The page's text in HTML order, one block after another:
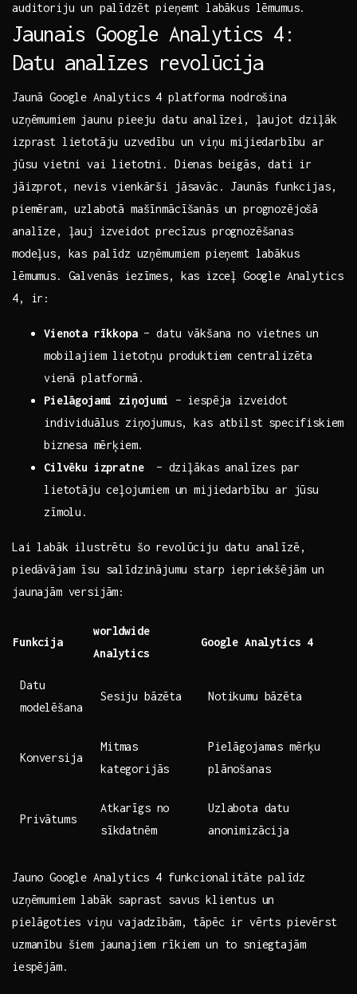
auditoriju un palīdzēt ⁢pieņemt labākus lēmumus.
Jaunais Google Analytics 4:
Datu analīzes revolūcija
Jaunā Google Analytics 4 ⁤platforma nodrošina
uzņēmumiem jaunu pieeju ⁢datu analīzei, ļaujot dziļāk
izprast lietotāju uzvedību un⁣ viņu mijiedarbību⁣ ar⁤
jūsu vietni vai lietotni. Dienas​ beigās, ⁢dati ir
jāizprot,‍ nevis vienkārši jāsavāc. ⁢Jaunās funkcijas,
piemēram, uzlabotā mašīnmācīšanās un prognozējošā
analīze, ļauj izveidot precīzus prognozēšanas
modeļus, kas⁣ palīdz uzņēmumiem pieņemt labākus
lēmumus. Galvenās iezīmes, kas⁤ izceļ Google Analytics
4, ‍ir:
Vienota rīkkopa– datu vākšana no vietnes un​
mobilajiem​ lietotņu produktiem centralizēta
vienā platformā.
Pielāgojami ziņojumi
– iespēja izveidot
individuālus ziņojumus, kas atbilst ‍specifiskiem
biznesa⁣ mērķiem.
Cilvēku izpratne⁣ – dziļākas analīzes ⁤par
lietotāju ceļojumiem un mijiedarbību ar jūsu
zīmolu.
Lai labāk ilustrētu šo‌ revolūciju datu‍ analīzē,
piedāvājam īsu salīdzinājumu starp ‍iepriekšējām​ un
jaunajām versijām:
Funkcija
worldwide
Analytics
Google Analytics 4
Datu
modelēšana
Sesiju ‍bāzēta Notikumu bāzēta
Konversija
Mitmas
kategorijās
Pielāgojamas mērķu
plānošanas
Privātums
Atkarīgs no
⁣sīkdatnēm
Uzlabota datu
anonimizācija
Jauno‍ Google⁢ Analytics​ 4 funkcionalitāte ⁣palīdz
uzņēmumiem labāk saprast savus klientus un
pielāgoties viņu vajadzībām, tāpēc ir vērts ‍pievērst
uzmanību‌ šiem jaunajiem rīkiem ​un to sniegtajām
iespējām.